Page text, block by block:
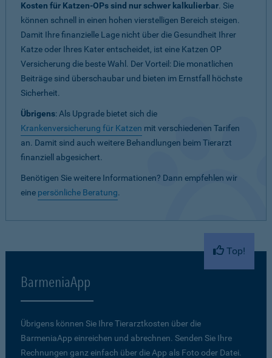
Kosten für Katzen-OPs sind nur schwer kalkulierbar. Sie
können schnell in einen hohen vierstelligen Bereich steigen.
Damit Ihre finanzielle Lage nicht über die Gesundheit Ihrer
Katze oder Ihres Kater entscheidet, ist eine Katzen OP
Versicherung die beste Wahl. Der Vorteil: Die monatlichen
Beiträge sind überschaubar und bieten im Ernstfall höchste
Sicherheit.
Übrigens: Als Upgrade bietet sich die
Krankenversicherung für Katzen mit verschiedenen Tarifen
an. Damit sind auch weitere Behandlungen beim Tierarzt
finanziell abgesichert.
Benötigen Sie weitere Informationen? Dann empfehlen wir
eine persönliche Beratung.
Top!
BarmeniaApp
Übrigens können Sie Ihre Tierarztkosten über die
BarmeniaApp einreichen und abrechnen. Senden Sie Ihre
Rechnungen ganz einfach über die App als Foto oder Datei.